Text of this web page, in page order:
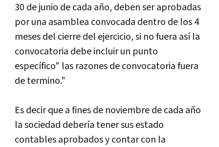
30 de junio de cada año, deben ser aprobadas
por una asamblea convocada dentro de los 4
meses del cierre del ejercicio, si no fuera así la
convocatoria debe incluir un punto
específico" las razones de convocatoria fuera
de termino."
Es decir que a fines de noviembre de cada año
la sociedad debería tener sus estado
contables aprobados y contar con la